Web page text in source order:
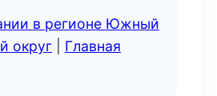
в регионе Южный
округ
Главная